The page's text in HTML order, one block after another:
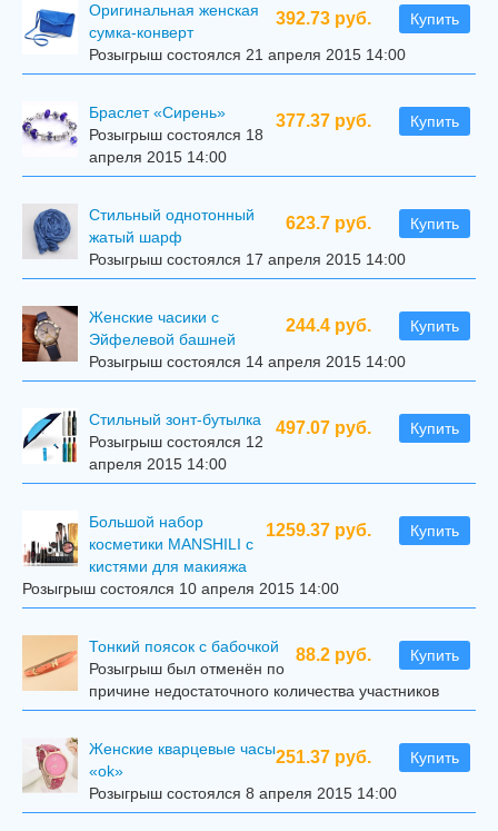
392.73 руб. Купить
Оригинальная женская
сумка-конверт
Розыгрыш состоялся 21 апреля 2015 14:00
377.37 руб. Купить
Браслет «Сирень»
Розыгрыш состоялся 18
апреля 2015 14:00
623.7 руб. Купить
Стильный однотонный
жатый шарф
Розыгрыш состоялся 17 апреля 2015 14:00
244.4 руб. Купить
Женские часики с
Эйфелевой башней
Розыгрыш состоялся 14 апреля 2015 14:00
497.07 руб. Купить
Стильный зонт-бутылка
Розыгрыш состоялся 12
апреля 2015 14:00
1259.37 руб. Купить
Большой набор
косметики MANSHILI с
кистями для макияжа
Розыгрыш состоялся 10 апреля 2015 14:00
88.2 руб. Купить
Тонкий поясок с бабочкой
Розыгрыш был отменён по
причине недостаточного количества участников
251.37 руб. Купить
Женские кварцевые часы
«ok»
Розыгрыш состоялся 8 апреля 2015 14:00